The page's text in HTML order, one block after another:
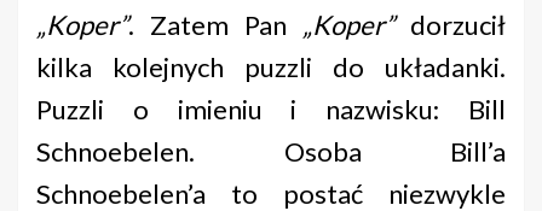
„Koper”. Zatem Pan „Koper”dorzucił
kilka kolejnych puzzli do układanki.
Puzzli o imieniu i nazwisku: Bill
Schnoebelen. Osoba Bill’a
Schnoebelen’a to postać niezwykle